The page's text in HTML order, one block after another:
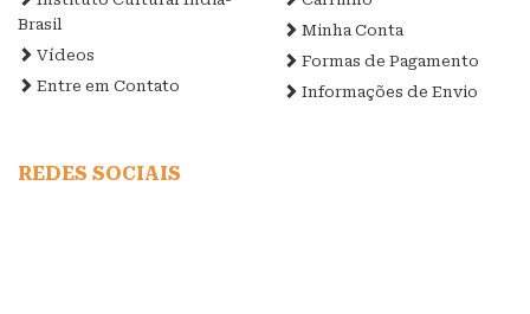
Brasil
Vídeos
Entre em Contato
Minha Conta
Formas de Pagamento
Informações de Envio
REDES SOCIAIS